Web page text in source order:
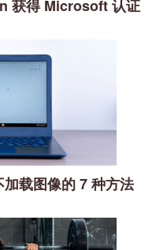
获得 Microsoft 认证
载图像的 7 种方法